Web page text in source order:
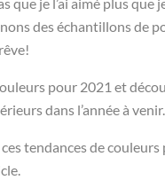
des échantillons de
pour 2021 et
dans l’année à venir.
ces tendances de